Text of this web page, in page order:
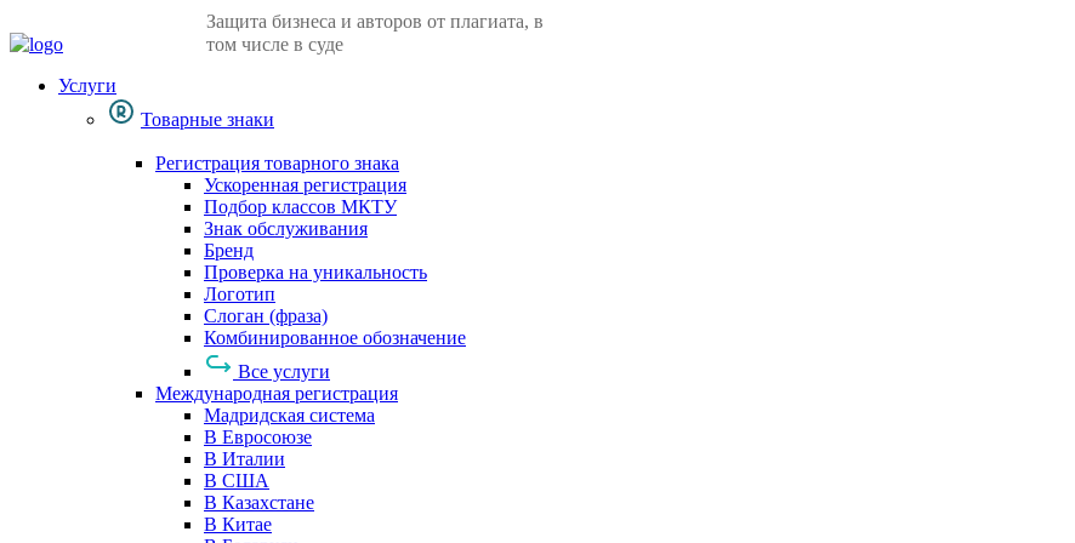
Защита бизнеса и авторов от плагиата, в
том числе в суде
Услуги
Товарные знаки
Регистрация товарного знака
Ускоренная регистрация
Подбор классов МКТУ
Знак обслуживания
Бренд
Проверка на уникальность
Логотип
Слоган (фраза)
Комбинированное обозначение
Все услуги
Международная регистрация
Мадридская система
В Евросоюзе
В Италии
В США
В Казахстане
В Китае